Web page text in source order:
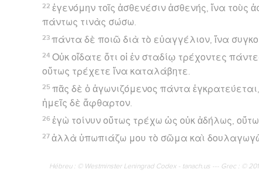
22 ἐγενόμην τοῖς ἀσθενέσιν ἀσθενής, ἵνα τοὺς
πάντως τινὰς σώσω.
23 πάντα δὲ ποιῶ διὰ τὸ εὐαγγέλιον, ἵνα
24 Οὐκ οἴδατε ὅτι οἱ ἐν σταδίῳ τρέχοντες
οὕτως τρέχετε ἵνα καταλάβητε.
25 πᾶς δὲ ὁ ἀγωνιζόμενος πάντα
ἡμεῖς δὲ ἄφθαρτον.
26 ἐγὼ τοίνυν οὕτως τρέχω ὡς οὐκ ἀδήλως,
27 ἀλλὰ ὑπωπιάζω μου τὸ σῶμα καὶ
Hébreu : © Westminster Leningrad Codex - tanach.us --- Grec : ©